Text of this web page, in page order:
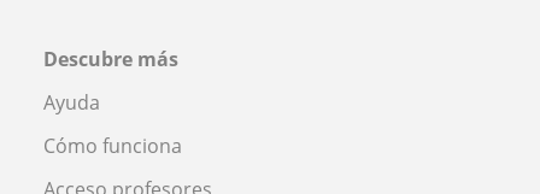
Descubre más
Ayuda
Cómo funciona